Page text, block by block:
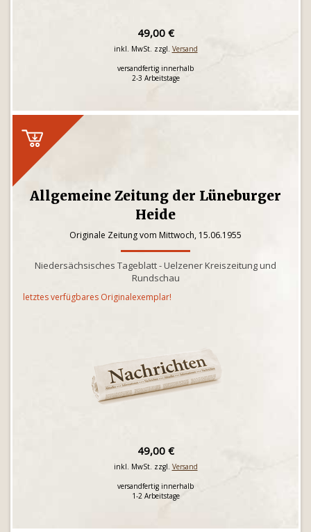
49,00 €
inkl. MwSt. zzgl. Versand
versandfertig innerhalb
2-3 Arbeitstage
Allgemeine Zeitung der Lüneburger
Heide
Originale Zeitung vom Mittwoch, 15.06.1955
Niedersächsisches Tageblatt - Uelzener Kreiszeitung und
Rundschau
letztes verfügbares Originalexemplar!
49,00 €
inkl. MwSt. zzgl. Versand
versandfertig innerhalb
1-2 Arbeitstage